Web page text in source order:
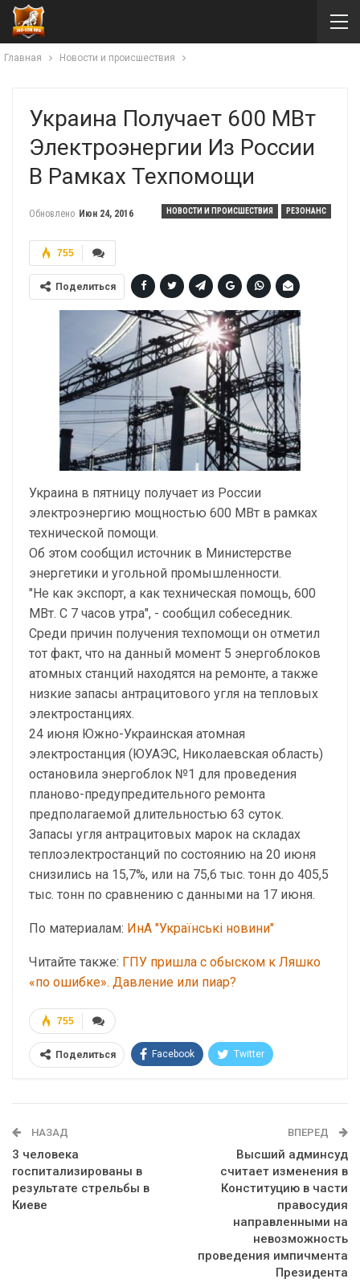
Главная Новости и происшествия
Украина Получает 600 МВт
Электроэнергии Из России
В Рамках Техпомощи
НОВОСТИ И ПРОИСШЕСТВИЯ РЕЗОНАНС
Обновлено Июн 24, 2016
755
Поделиться
Украина в пятницу получает из России
электроэнергию мощностью 600 МВт в рамках
технической помощи.
Об этом сообщил источник в Министерстве
энергетики и угольной промышленности.
"Не как экспорт, а как техническая помощь, 600
МВт. С 7 часов утра", - сообщил собеседник.
Среди причин получения техпомощи он отметил
тот факт, что на данный момент 5 энергоблоков
атомных станций находятся на ремонте, а также
низкие запасы антрацитового угля на тепловых
электростанциях.
24 июня Южно-Украинская атомная
электростанция (ЮУАЭС, Николаевская область)
остановила энергоблок №1 для проведения
планово-предупредительного ремонта
предполагаемой длительностью 63 суток.
Запасы угля антрацитовых марок на складах
теплоэлектростанций по состоянию на 20 июня
снизились на 15,7%, или на 75,6 тыс. тонн до 405,5
тыс. тонн по сравнению с данными на 17 июня.
По материалам: ИнА "Українські новини"
Читайте также: ГПУ пришла с обыском к Ляшко
«по ошибке». Давление или пиар?
755
Поделиться Facebook Twitter
НАЗАД
3 человека
госпитализированы в
результате стрельбы в
Киеве
ВПЕРЕД
Высший админсуд
считает изменения в
Конституцию в части
правосудия
направленными на
невозможность
проведения импичмента
Президента